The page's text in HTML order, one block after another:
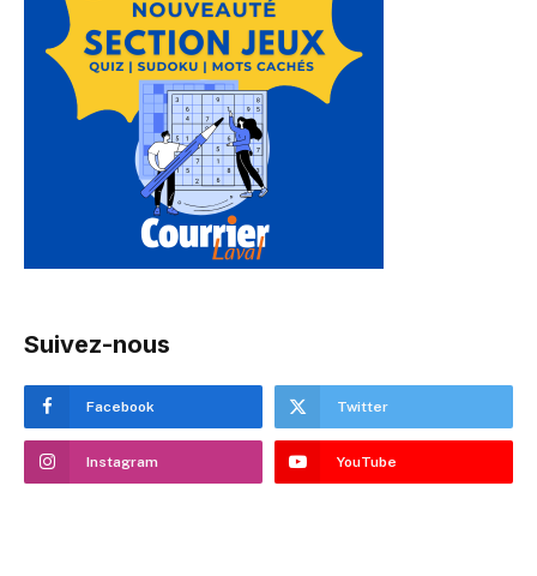
Suivez-nous
Facebook Twitter
Instagram YouTube